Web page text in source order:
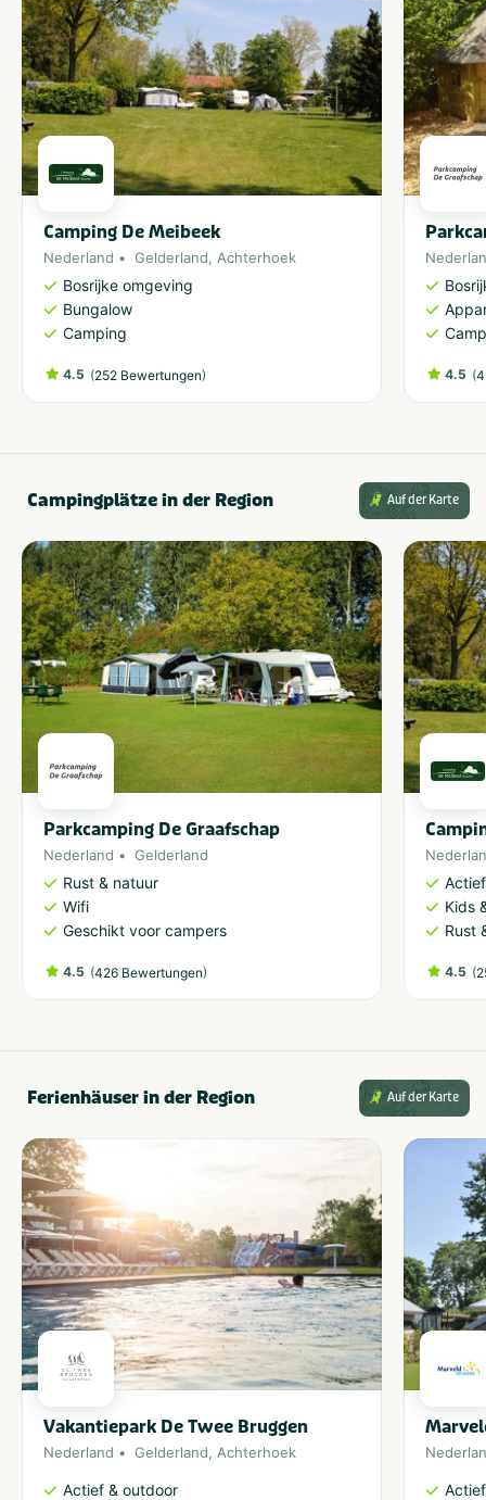
Camping De Meibeek
Nederland Gelderland, Achterhoek
Bosrijke omgeving
Bungalow
Camping
4.5 (252 Bewertungen) 4.5 (
Campingplätze in der Region Auf der Karte
Parkcamping De Graafschap
Nederland Gelderland
Rust & natuur
Wifi
Geschikt voor campers
4.5 (426 Bewertungen)
Kids
Rust
4.5 (
Ferienhäuser in der Region Auf der Karte
Vakantiepark De Twee Bruggen
Nederland Gelderland, Achterhoek
Actief & outdoor